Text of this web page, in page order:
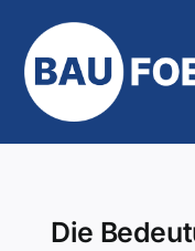
Inhalt
springen
Die